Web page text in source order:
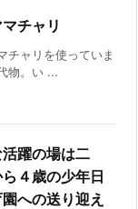
チャリ
チャリを使っていま
物。い ...
躍の場は二
４歳の少年日
への送り迎え